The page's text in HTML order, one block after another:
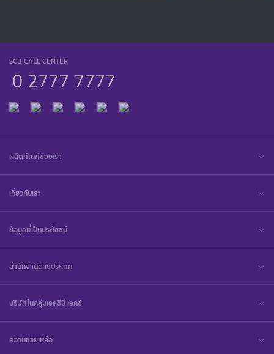
SCB CALL CENTER
0 2777 7777
ผลิตภัณฑ์ของเรา
เกี่ยวกับเรา
ข้อมูลที่เป็นประโยชน์
สำนักงานต่างประเทศ
บริษัทในกลุ่มเอสซีบี เอกซ์
ความช่วยเหลือ